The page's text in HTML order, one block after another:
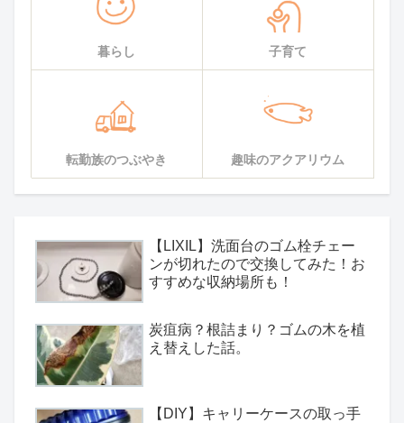
暮らし 子育て
転勤族のつぶやき 趣味のアクアリウム
【LIXIL】洗面台のゴム栓チェー
ンが切れたので交換してみた！お
すすめな収納場所も！
炭疽病？根詰まり？ゴムの木を植
え替えした話。
【DIY】キャリーケースの取っ手